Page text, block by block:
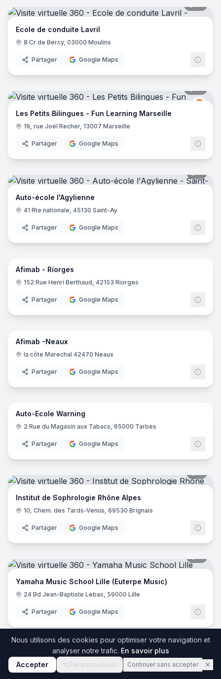
Ecole de conduite Lavril
8 Cr de Bercy, 03000 Moulins
Partager Google Maps
LES
Les Petits Bilingues - Fun Learning Marseille
19, rue Joël Recher, 13007 Marseille
Partager Google Maps
Auto-école l'Agylienne
41 Rte nationale, 45130 Saint-Ay
Partager Google Maps
16
Afimab - Riorges
152 Rue Henri Berthaud, 42153 Riorges
Partager Google Maps
6
Afimab -Neaux
la côte Marechal 42470 Neaux
Partager Google Maps
5
Auto-Ecole Warning
2 Rue du Magasin aux Tabacs, 65000 Tarbes
Partager Google Maps
Institut de Sophrologie Rhône Alpes
10, Chem. des Tards-Venus, 69530 Brignais
Partager Google Maps
Yamaha Music School Lille (Euterpe Music)
24 Bd Jean-Baptiste Lebas, 59000 Lille
Partager Google Maps
7
Auto-école de Courçon
Nous utilisons des cookies pour optimiser votre navigation et
analyser notre trafic. En savoir plus
Accepter
Personnaliser Continuer sans accepter